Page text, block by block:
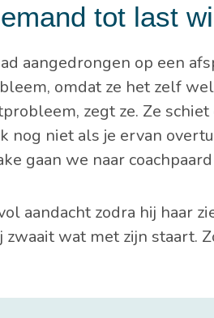
tot last
aangedrongen op een
omdat ze het zelf
zegt ze. Ze
nog niet als je ervan
gaan we naar
aandacht zodra hij haar
zwaait wat met zijn staart.